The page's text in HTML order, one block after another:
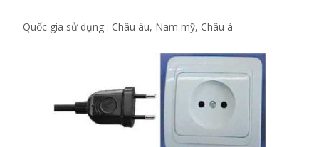
Quốc gia sử dụng : Châu âu, Nam mỹ, Châu á